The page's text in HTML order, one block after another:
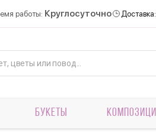
работы: Круглосуточно Доставка:
БУКЕТЫ